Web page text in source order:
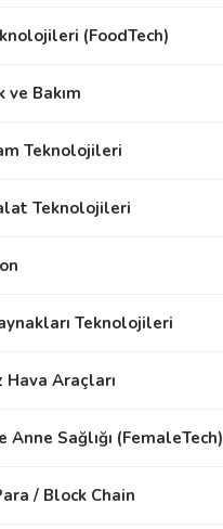
(FoodTech)
ve Bakım
Teknolojileri
Teknolojileri
Teknolojileri
Hava Araçları
Anne Sağlığı (FemaleTech)
/ Block Chain